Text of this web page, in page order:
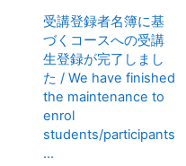
受講登録者名簿に基
づくコースへの受講
生登録が完了しまし
た / We have finished
the maintenance to
enrol
students/participants
...